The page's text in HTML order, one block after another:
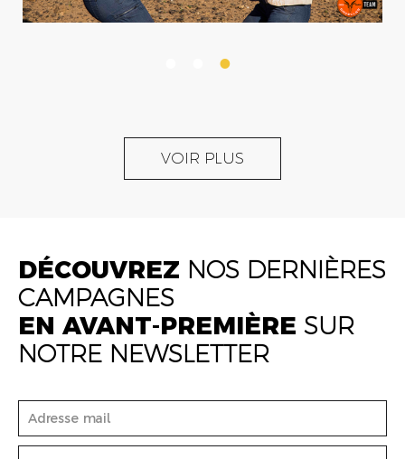
VOIR PLUS
DÉCOUVREZ NOS DERNIÈRES
CAMPAGNES
EN AVANT-PREMIÈRE SUR
NOTRE NEWSLETTER